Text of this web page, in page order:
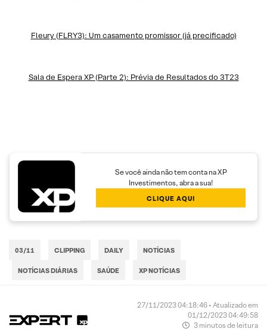
Fleury (FLRY3): Um casamento promissor (já precificado)
Sala de Espera XP (Parte 2): Prévia de Resultados do 3T23
Se você ainda não tem conta na XP
Investimentos, abra a sua!
CLIQUE AQUI
03/11 CLIPPING DAILY NOTÍCIAS
NOTÍCIAS DIÁRIAS SAÚDE XP NOTÍCIAS
27/11/2023 04:18:46 • Atualizado em
01/12/2023 04:49:58
3 minutos de leitura